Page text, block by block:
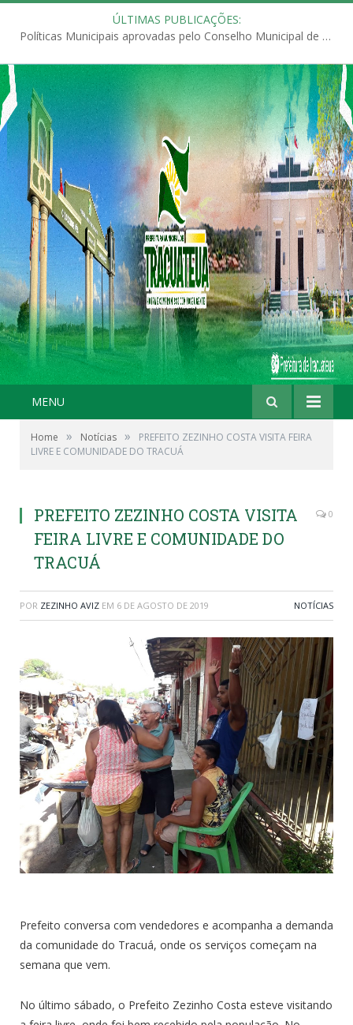
ÚLTIMAS PUBLICAÇÕES:
Políticas Municipais aprovadas pelo Conselho Municipal de Educação (CME)
MENU
Home » Notícias »
PREFEITO ZEZINHO COSTA VISITA FEIRA
LIVRE E COMUNIDADE DO TRACUÁ
PREFEITO ZEZINHO COSTA VISITA
FEIRA LIVRE E COMUNIDADE DO
TRACUÁ
0
POR ZEZINHO AVIZ EM 6 DE AGOSTO DE 2019 NOTÍCIAS
Prefeito conversa com vendedores e acompanha a demanda
da comunidade do Tracuá, onde os serviços começam na
semana que vem.
No último sábado, o Prefeito Zezinho Costa esteve visitando